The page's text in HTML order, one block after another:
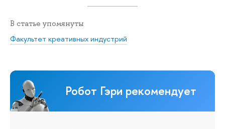
В статье упомянуты
Факультет креативных индустрий
Робот Гэри рекомендует